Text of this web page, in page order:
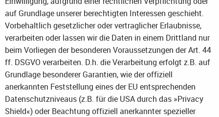
auf Grundlage unserer berechtigten Interessen geschieht.
Vorbehaltlich gesetzlicher oder vertraglicher Erlaubnisse,
verarbeiten oder lassen wir die Daten in einem Drittland nur
beim Vorliegen der besonderen Voraussetzungen der Art. 44
ff. DSGVO verarbeiten. D.h. die Verarbeitung erfolgt z.B. auf
Grundlage besonderer Garantien, wie der offiziell
anerkannten Feststellung eines der EU entsprechenden
Datenschutzniveaus (z.B. für die USA durch das »Privacy
Shield«) oder Beachtung offiziell anerkannter spezieller